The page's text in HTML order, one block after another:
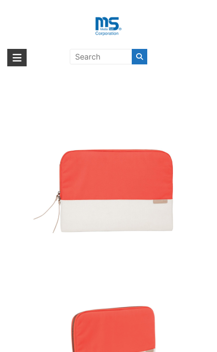
海外輸入ブランド商品｜株式会社
海外事業部が取り揃えている海外輸入商品には、日本では珍しい「海外ブ
ランド」をはじめ「ユニークな商品」「機能的な商品」「コストパフォー
sleeve 13 coral/dove〔エスティエ